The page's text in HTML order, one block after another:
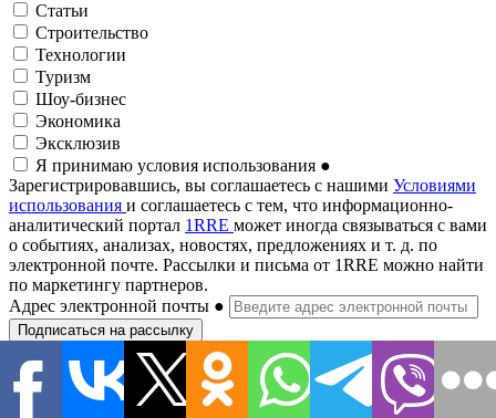
Статьи
Строительство
Технологии
Туризм
Шоу-бизнес
Экономика
Эксклюзив
Я принимаю условия использования ●
Зарегистрировавшись, вы соглашаетесь с нашими Условиями
использования и соглашаетесь с тем, что информационно-
аналитический портал 1RRE может иногда связываться с вами
о событиях, анализах, новостях, предложениях и т. д. по
электронной почте. Рассылки и письма от 1RRE можно найти
по маркетингу партнеров.
Адрес электронной почты ●
Подписаться на рассылку